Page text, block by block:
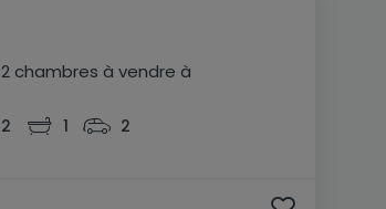
2 chambres à vendre à
2 1 2